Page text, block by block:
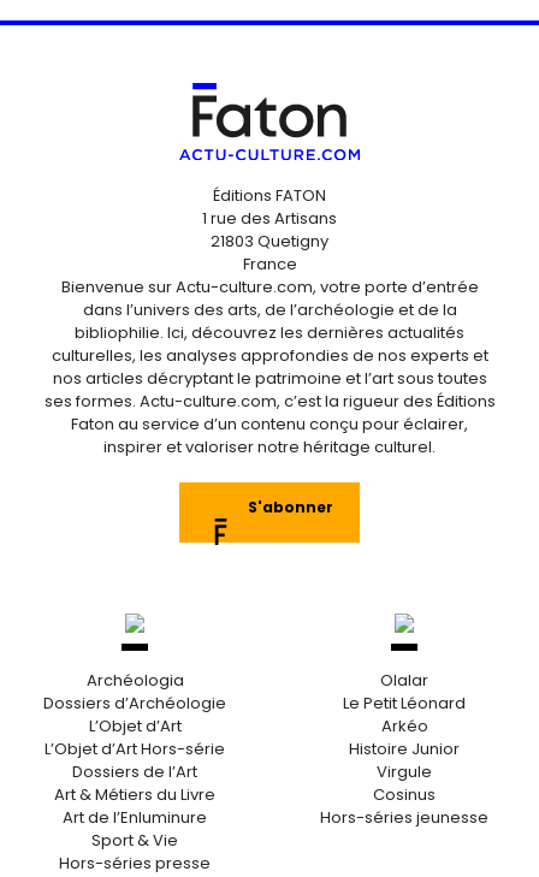
Éditions FATON
1 rue des Artisans
21803 Quetigny
France
Bienvenue sur Actu-culture.com, votre porte d’entrée
dans l’univers des arts, de l’archéologie et de la
bibliophilie. Ici, découvrez les dernières actualités
culturelles, les analyses approfondies de nos experts et
nos articles décryptant le patrimoine et l’art sous toutes
ses formes. Actu-culture.com, c’est la rigueur des Éditions
Faton au service d’un contenu conçu pour éclairer,
inspirer et valoriser notre héritage culturel.
S'abonner
Archéologia
Dossiers d’Archéologie
L’Objet d’Art
L’Objet d’Art Hors-série
Dossiers de l’Art
Art & Métiers du Livre
Art de l’Enluminure
Sport & Vie
Hors-séries presse
Olalar
Le Petit Léonard
Arkéo
Histoire Junior
Virgule
Cosinus
Hors-séries jeunesse